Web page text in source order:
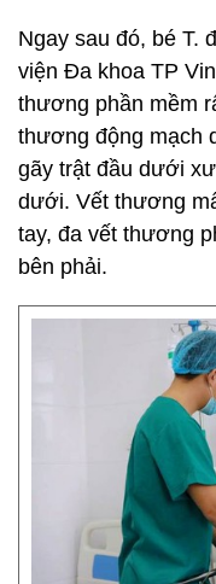
Ngay sau đó, bé T.
viện Đa khoa TP
thương phần mềm
thương động mạch
gãy trật đầu dưới
dưới. Vết thương
tay, đa vết thương
bên phải.